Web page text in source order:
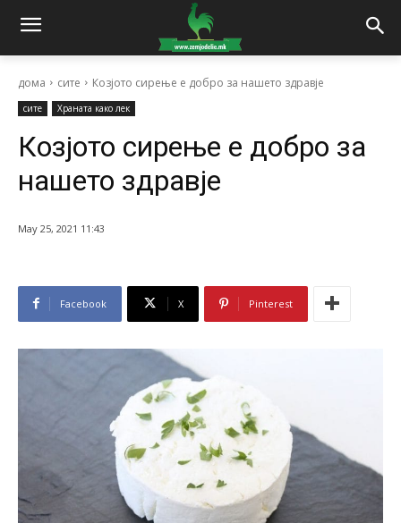
дома сите Козјото сирење е добро за нашето здравје
сите Храната како лек
Козјото сирење е добро за
нашето здравје
May 25, 2021 11:43
Facebook X Pinterest